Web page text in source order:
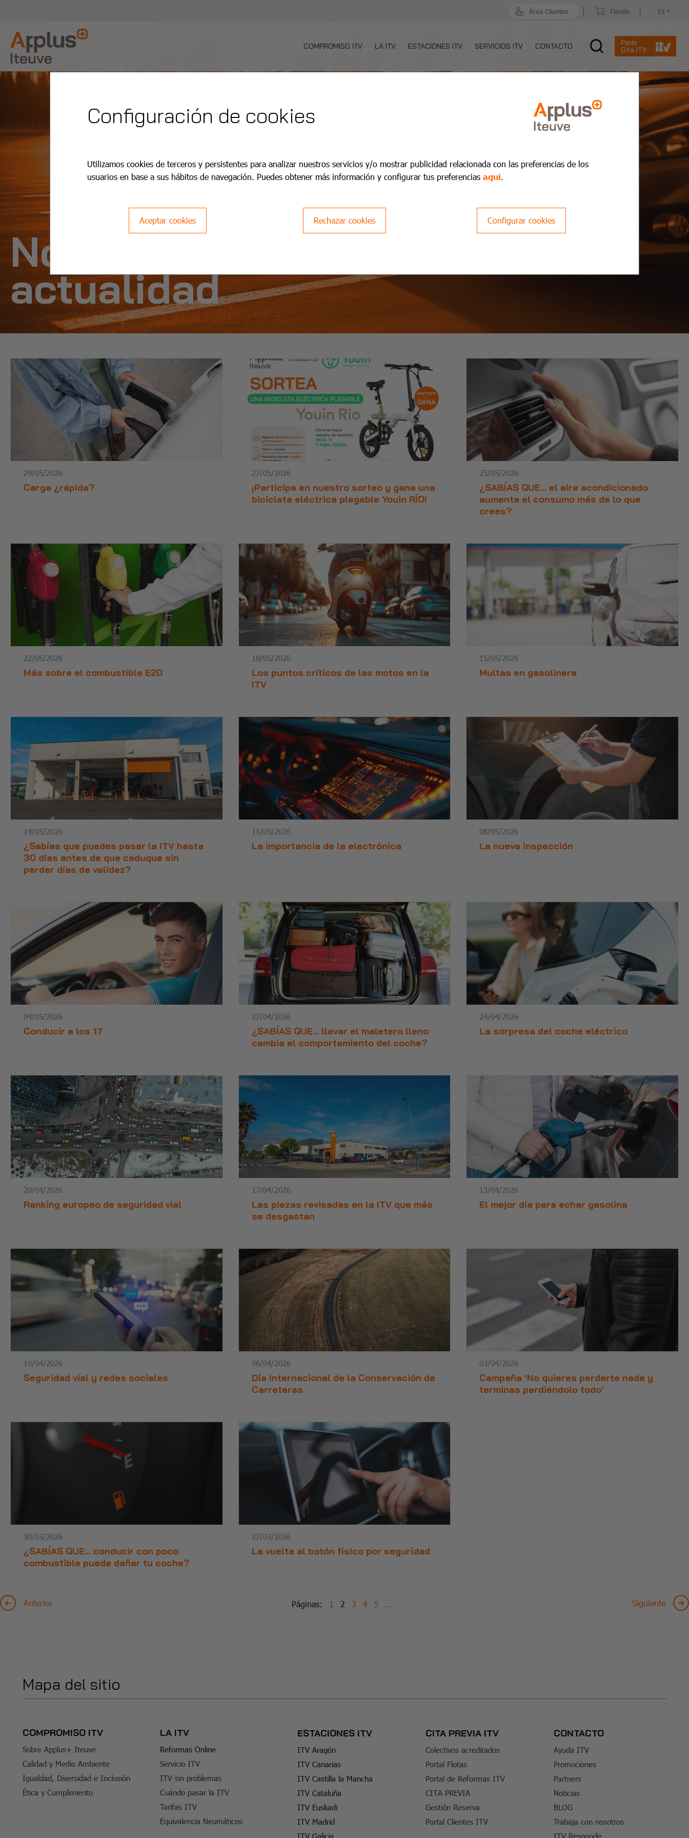
Área Clientes Tienda ES
COMPROMISO ITV LA ITV ESTACIONES ITV SERVICIOS ITV CONTACTO
Pedir
Cita ITV
Noticias y
actualidad
29/05/2026
Carga ¿rápida?
27/05/2026
¡Participa en nuestro sorteo y gana una
bicicleta eléctrica plegable Youin RÍO!
25/05/2026
¿SABÍAS QUE… el aire acondicionado
aumenta el consumo más de lo que
crees?
22/05/2026
Más sobre el combustible E20
18/05/2026
Los puntos críticos de las motos en la
ITV
15/05/2026
Multas en gasolinera
14/05/2026
¿Sabías que puedes pasar la ITV hasta
30 días antes de que caduque sin
perder días de validez?
11/05/2026
La importancia de la electrónica
08/05/2026
La nueva inspección
04/05/2026
Conducir a los 17
27/04/2026
¿SABÍAS QUE… llevar el maletero lleno
cambia el comportamiento del coche?
24/04/2026
La sorpresa del coche eléctrico
20/04/2026
Ranking europeo de seguridad vial
17/04/2026
Las piezas revisadas en la ITV que más
se desgastan
13/04/2026
El mejor día para echar gasolina
10/04/2026
Seguridad vial y redes sociales
06/04/2026
Día Internacional de la Conservación de
Carreteras
03/04/2026
Campaña ‘No quieres perderte nada y
terminas perdiéndolo todo’
30/03/2026
¿SABÍAS QUE… conducir con poco
combustible puede dañar tu coche?
27/03/2026
La vuelta al botón físico por seguridad
Anterior Páginas: 1 2 3 4 5 ... Siguiente
Mapa del sitio
COMPROMISO ITV
Sobre Applus+ Iteuve
Calidad y Medio Ambiente
Igualdad, Diversidad e Inclusión
Ética y Cumplimiento
LA ITV
Reformas Online
Servicio ITV
ITV sin problemas
Cuándo pasar la ITV
Tarifas ITV
Equivalencia Neumáticos
ESTACIONES ITV
ITV Aragón
ITV Canarias
ITV Castilla la Mancha
ITV Cataluña
ITV Euskadi
ITV Madrid
ITV Galicia
CITA PREVIA ITV
Colectivos acreditados
Portal Flotas
Portal de Reformas ITV
CITA PREVIA
Gestión Reserva
Portal Clientes ITV
CONTACTO
Ayuda ITV
Promociones
Partners
Noticias
BLOG
Trabaja con nosotros
ITV Responde
Configuración de cookies
Utilizamos cookies de terceros y persistentes para analizar nuestros servicios y/o mostrar publicidad relacionada con las preferencias de los
usuarios en base a sus hábitos de navegación. Puedes obtener más información y configurar tus preferencias aquí.
Aceptar cookies Rechazar cookies Configurar cookies